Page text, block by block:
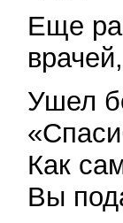
Еще
Ушел
Как
Вы